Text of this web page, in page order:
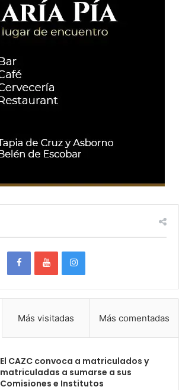
Más visitadas Más comentadas
El CAZC convoca a matriculados y
matriculadas a sumarse a sus
Comisiones e Institutos